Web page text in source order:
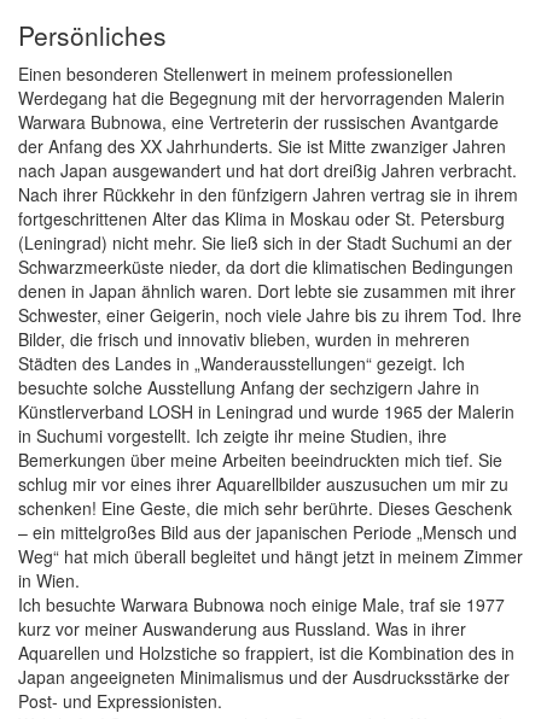
Persönliches
Einen besonderen Stellenwert in meinem professionellen
Werdegang hat die Begegnung mit der hervorragenden Malerin
Warwara Bubnowa, eine Vertreterin der russischen Avantgarde
der Anfang des XX Jahrhunderts. Sie ist Mitte zwanziger Jahren
nach Japan ausgewandert und hat dort dreißig Jahren verbracht.
Nach ihrer Rückkehr in den fünfzigern Jahren vertrag sie in ihrem
fortgeschrittenen Alter das Klima in Moskau oder St. Petersburg
(Leningrad) nicht mehr. Sie ließ sich in der Stadt Suchumi an der
Schwarzmeerküste nieder, da dort die klimatischen Bedingungen
denen in Japan ähnlich waren. Dort lebte sie zusammen mit ihrer
Schwester, einer Geigerin, noch viele Jahre bis zu ihrem Tod. Ihre
Bilder, die frisch und innovativ blieben, wurden in mehreren
Städten des Landes in „Wanderausstellungen“ gezeigt. Ich
besuchte solche Ausstellung Anfang der sechzigern Jahre in
Künstlerverband LOSH in Leningrad und wurde 1965 der Malerin
in Suchumi vorgestellt. Ich zeigte ihr meine Studien, ihre
Bemerkungen über meine Arbeiten beeindruckten mich tief. Sie
schlug mir vor eines ihrer Aquarellbilder auszusuchen um mir zu
schenken! Eine Geste, die mich sehr berührte. Dieses Geschenk
– ein mittelgroßes Bild aus der japanischen Periode „Mensch und
Weg“ hat mich überall begleitet und hängt jetzt in meinem Zimmer
in Wien.
Ich besuchte Warwara Bubnowa noch einige Male, traf sie 1977
kurz vor meiner Auswanderung aus Russland. Was in ihrer
Aquarellen und Holzstiche so frappiert, ist die Kombination des in
Japan angeeigneten Minimalismus und der Ausdrucksstärke der
Post- und Expressionisten.